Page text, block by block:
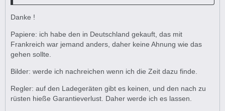
Danke !
Papiere: ich habe den in Deutschland gekauft, das mit
Frankreich war jemand anders, daher keine Ahnung wie das
gehen sollte.
Bilder: werde ich nachreichen wenn ich die Zeit dazu finde.
Regler: auf den Ladegeräten gibt es keinen, und den nach zu
rüsten hieße Garantieverlust. Daher werde ich es lassen.